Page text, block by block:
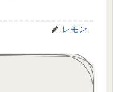
レモン